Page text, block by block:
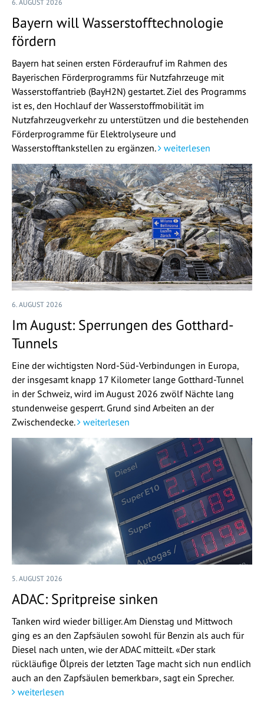
6. AUGUST 2026
Bayern will Wasserstofftechnologie
fördern
Bayern hat seinen ersten Förderaufruf im Rahmen des
Bayerischen Förderprogramms für Nutzfahrzeuge mit
Wasserstoffantrieb (BayH2N) gestartet. Ziel des Programms
ist es, den Hochlauf der Wasserstoffmobilität im
Nutzfahrzeugverkehr zu unterstützen und die bestehenden
Förderprogramme für Elektrolyseure und
Wasserstofftankstellen zu ergänzen.
weiterlesen
6. AUGUST 2026
Im August: Sperrungen des Gotthard-
Tunnels
Eine der wichtigsten Nord-Süd-Verbindungen in Europa,
der insgesamt knapp 17 Kilometer lange Gotthard-Tunnel
in der Schweiz, wird im August 2026 zwölf Nächte lang
stundenweise gesperrt. Grund sind Arbeiten an der
Zwischendecke.
weiterlesen
5. AUGUST 2026
ADAC: Spritpreise sinken
Tanken wird wieder billiger. Am Dienstag und Mittwoch
ging es an den Zapfsäulen sowohl für Benzin als auch für
Diesel nach unten, wie der ADAC mitteilt. «Der stark
rückläufige Ölpreis der letzten Tage macht sich nun endlich
auch an den Zapfsäulen bemerkbar», sagt ein Sprecher.
weiterlesen